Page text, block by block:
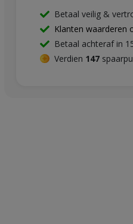
Betaal veilig &
Klanten waarderen
Betaal achteraf in
Verdien 147